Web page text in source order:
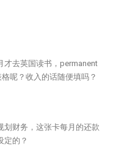
才去英国读书，permanent
呢？收入的话随便填吗？
划财务，这张卡每月的还款
定的？